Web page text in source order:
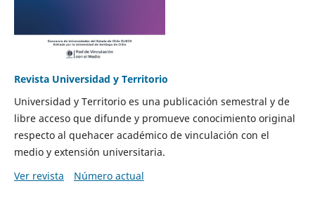
Revista Universidad y Territorio
Universidad y Territorio es una publicación semestral y de
libre acceso que difunde y promueve conocimiento original
respecto al quehacer académico de vinculación con el
medio y extensión universitaria.
Ver revista
Número actual